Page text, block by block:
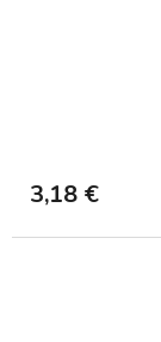
3,18 €